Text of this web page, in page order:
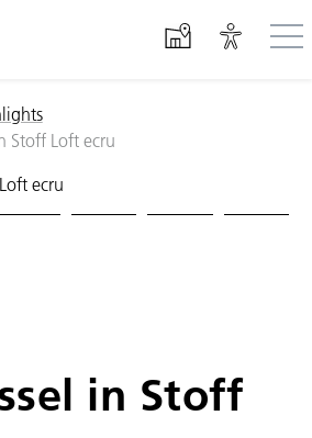
Stoff Loft ecru
in Stoff